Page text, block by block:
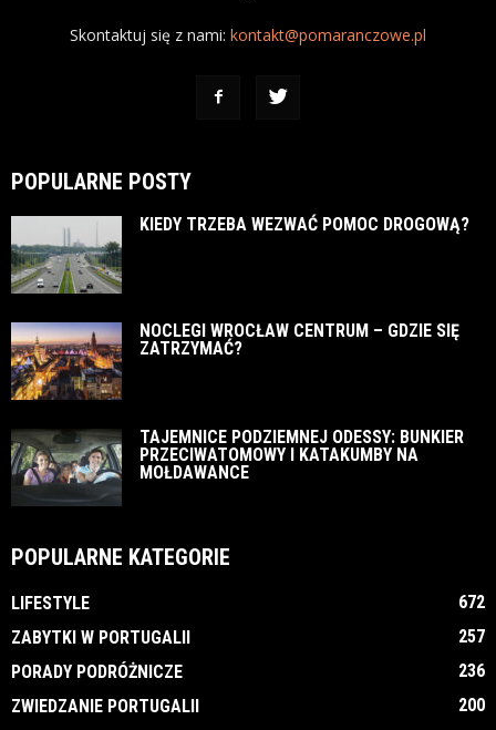
Skontaktuj się z nami: kontakt@pomaranczowe.pl
POPULARNE POSTY
KIEDY TRZEBA WEZWAĆ POMOC DROGOWĄ?
NOCLEGI WROCŁAW CENTRUM – GDZIE SIĘ
ZATRZYMAĆ?
TAJEMNICE PODZIEMNEJ ODESSY: BUNKIER
PRZECIWATOMOWY I KATAKUMBY NA
MOŁDAWANCE
POPULARNE KATEGORIE
LIFESTYLE
672
ZABYTKI W PORTUGALII
257
PORADY PODRÓŻNICZE
236
ZWIEDZANIE PORTUGALII
200